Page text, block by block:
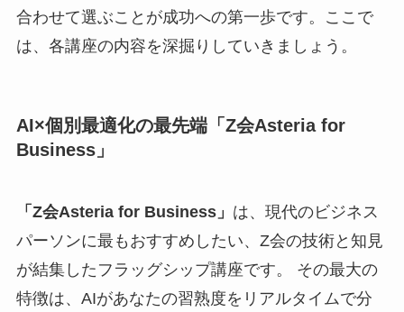
合わせて選ぶことが成功への第一歩です。ここで
は、各講座の内容を深掘りしていきましょう。
AI×個別最適化の最先端「Z会Asteria for
Business」
「Z会Asteria for Business」 は、現代のビジネス
パーソンに最もおすすめしたい、Z会の技術と知見
が結集したフラッグシップ講座です。 その最大の
特徴は、AIがあなたの習熟度をリアルタイムで分